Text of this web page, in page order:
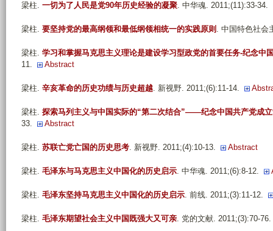
梁柱. 一切为了人民是党90年历史经验的凝聚. 中华魂. 2011;(11):33-34.
梁柱. 要坚持党的最高纲领和最低纲领相统一的实践原则 . 中国特色社会
梁柱. 学习和掌握马克思主义理论是建设学习型政党的首要任务-纪念中
11.
Abstract
梁柱. 辛亥革命的历史功绩与历史超越. 新视野. 2011;(6):11-14.
梁柱. 探索马列主义与中国实际的“第二次结合”——纪念中国共产党成
33.
Abstract
梁柱. 苏联亡党亡国的历史思考. 新视野. 2011;(4):10-13. Abstract
梁柱. 毛泽东与马克思主义中国化的历史启示. 中华魂. 2011;(6):8-12.
梁柱. 毛泽东坚持马克思主义中国化的历史启示. 前线. 2011;(3):11-12.
梁柱. 毛泽东期望社会主义中国既强大又可亲. 党的文献. 2011;(3):70-76.